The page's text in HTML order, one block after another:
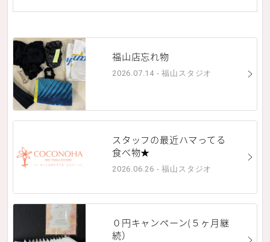
福山店忘れ物
2026.07.14 - 福山スタジオ
スタッフの最近ハマってる
食べ物★
2026.06.26 - 福山スタジオ
０円キャンペーン(５ヶ月継
続）